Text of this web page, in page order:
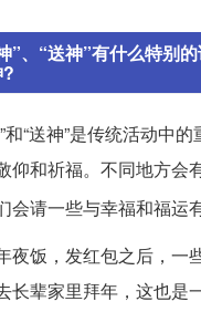
”、“送神”有什么特别
和“送神”是传统活动中
仰和祈福。不同地方会
会请一些与幸福和福运
夜饭，发红包之后，一
长辈家里拜年，这也是